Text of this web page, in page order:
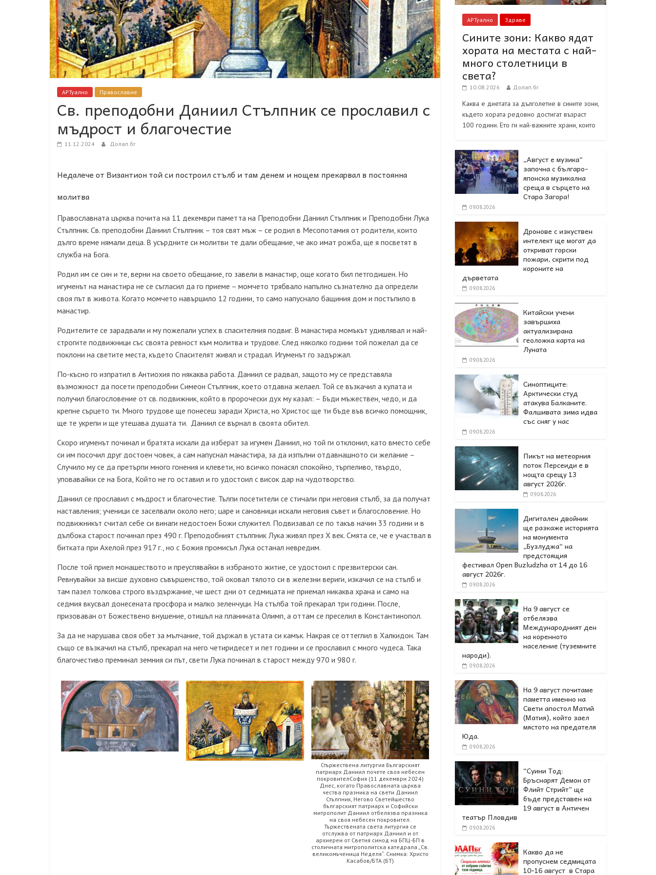
АРТуално Православие
Св. преподобни Даниил Стълпник се прославил с
мъдрост и благочестие
11.12.2024 Долап.бг
Недалече от Византион той си построил стълб и там денем и нощем прекарвал в постоянна
молитва
Православната църква почита на 11 декември паметта на Преподобни Даниил Стълпник и Преподобни Лука
Стълпник. Св. преподобни Даниил Стълпник – тоя свят мъж – се родил в Месопотамия от родители, които
дълго време нямали деца. В усърдните си молитви те дали обещание, че ако имат рожба, ще я посветят в
служба на Бога.
Родил им се син и те, верни на своето обещание, го завели в манастир, още когато бил петгодишен. Но
игуменът на манастира не се съгласил да го приеме – момчето трябвало напълно съзнателно да определи
своя път в живота. Когато момчето навършило 12 години, то само напуснало бащиния дом и постъпило в
манастир.
Родителите се зарадвали и му пожелали успех в спасителния подвиг. В манастира момъкът удивлявал и най-
строгите подвижници със своята ревност към молитва и трудове. След няколко години той пожелал да се
поклони на светите места, където Спасителят живял и страдал. Игуменът го задържал.
По-късно го изпратил в Антиохия по някаква работа. Даниил се радвал, защото му се представяла
възможност да посети преподобни Симеон Стълпник, което отдавна желаел. Той се възкачил а кулата и
получил благословение от св. подвижник, който в пророчески дух му казал: – Бъди мъжествен, чедо, и да
крепне сърцето ти. Много трудове ще понесеш заради Христа, но Христос ще ти бъде във всичко помощник,
ще те укрепи и ще утешава душата ти. Даниил се върнал в своята обител.
Скоро игуменът починал и братята искали да изберат за игумен Даниил, но той ги отклонил, като вместо себе
си им посочил друг достоен човек, а сам напуснал манастира, за да изпълни отдавнашното си желание –
Случило му се да претърпи много гонения и клевети, но всичко понасял спокойно, търпеливо, твърдо,
уповавайки се на Бога, Който не го оставил и го удостоил с висок дар на чудотворство.
Даниил се прославил с мъдрост и благочестие. Тълпи посетители се стичали при неговия стълб, за да получат
наставления; ученици се заселвали около него; царе и сановници искали неговия съвет и благословение. Но
подвижникът считал себе си винаги недостоен Божи служител. Подвизавал се по такъв начин 33 години и в
дълбока старост починал през 490 г. Преподобният стълпник Лука живял през X век. Смята се, че е участвал в
битката при Ахелой през 917 г., но с Божия промисъл Лука останал невредим.
После той приел монашеството и преуспявайки в избраното житие, се удостоил с презвитерски сан.
Ревнувайки за висше духовно съвършенство, той оковал тялото си в железни вериги, изкачил се на стълб и
там пазел толкова строго въздържание, че шест дни от седмицата не приемал никаква храна и само на
седмия вкусвал донесената просфора и малко зеленчуци. На стълба той прекарал три години. После,
призоваван от Божествено внушение, отишъл на планината Олимп, а оттам се преселил в Константинопол.
За да не нарушава своя обет за мълчание, той държал в устата си камък. Накрая се оттеглил в Халкидон. Там
също се възкачил на стълб, прекарал на него четиридесет и пет години и се прославил с много чудеса. Така
благочестиво преминал земния си път, свети Лука починал в старост между 970 и 980 г.
Стържествена литургия Българският
патриарх Даниил почете своя небесен
покровителСофия (11 декември 2024)
Днес, когато Православната църква
чества празника на свети Даниил
Стълпник, Негово Светейшество
българският патриарх и Софийски
митрополит Даниил отбелязва празника
на своя небесен покровител.
Тържествената света литургия се
отслужва от патриарх Даниил и от
архиереи от Светия синод на БПЦ-БП в
столичната митрополитска катедрала „Св.
великомъченица Неделя“. Снимка: Христо
Касабов/БТА (БТ)
АРТуално Здраве
Сините зони: Какво ядат
хората на местата с най-
много столетници в
света?
10.08.2026 Долап.бг
Каква е диетата за дълголетие в сините зони,
където хората редовно достигат възраст
100 години. Ето ги най-важните храни, които
„Август е музика“
започна с българо-
японска музикална
среща в сърцето на
Стара Загора!
09.08.2026
Дронове с изкуствен
интелект ще могат да
откриват горски
пожари, скрити под
короните на
дърветата
09.08.2026
Китайски учени
завършиха
актуализирана
геоложка карта на
Луната
09.08.2026
Синоптиците:
Арктически студ
атакува Балканите.
Фалшивата зима идва
със сняг у нас
09.08.2026
Пикът на метеорния
поток Персеиди е в
нощта срещу 13
август 2026г.
09.08.2026
Дигитален двойник
ще разкаже историята
на монумента
„Бузлуджа“ на
предстоящия
фестивал Open Buzludzha от 14 до 16
август 2026г.
09.08.2026
На 9 август се
отбелязва
Международният ден
на коренното
население (туземните
народи).
09.08.2026
На 9 август почитаме
паметта именно на
Свети апостол Матий
(Матия), който заел
мястото на предателя
Юда.
09.08.2026
“Суини Тод:
Бръснарят Демон от
Флийт Стрийт” ще
бъде представен на
19 август в Античен
театър Пловдив
09.08.2026
Какво да не
пропуснем седмицата
10-16 август в Стара